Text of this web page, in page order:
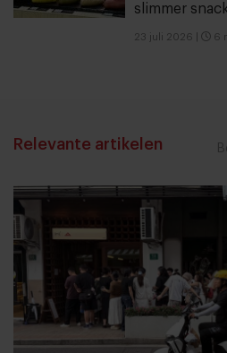
slimmer
23 juli 2026 6
Relevante artikelen